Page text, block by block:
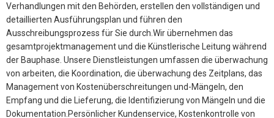
Verhandlungen mit den Behörden, erstellen den vollständigen und
detaillierten Ausführungsplan und führen den
Ausschreibungsprozess für Sie durch.Wir übernehmen das
gesamtprojektmanagement und die Künstlerische Leitung während
der Bauphase. Unsere Dienstleistungen umfassen die überwachung
von arbeiten, die Koordination, die überwachung des Zeitplans, das
Management von Kostenüberschreitungen und-Mängeln, den
Empfang und die Lieferung, die Identifizierung von Mängeln und die
Dokumentation.Persönlicher Kundenservice, Kostenkontrolle von